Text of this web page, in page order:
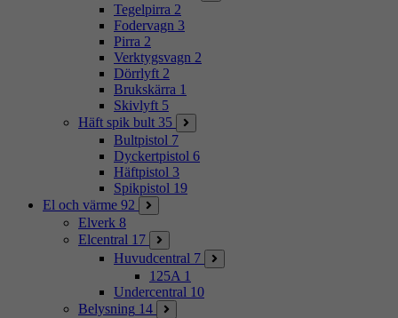
Tegelpirra 2
Fodervagn 3
Pirra 2
Verktygsvagn 2
Dörrlyft 2
Brukskärra 1
Skivlyft 5
Häft spik bult 35
Bultpistol 7
Dyckertpistol 6
Häftpistol 3
Spikpistol 19
El och värme 92
Elverk 8
Elcentral 17
Huvudcentral 7
125A 1
Undercentral 10
Belysning 14